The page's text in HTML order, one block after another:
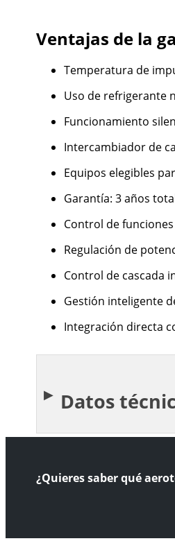
Ventajas de la
Temperatura de
Uso de refrigerante
Funcionamiento
Intercambiador de
Equipos elegibles
Garantía: 3 años
Control de
Regulación de
Control de cascada
Gestión inteligente
Integración directa
Datos
¿Quieres saber qué